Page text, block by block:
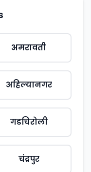
अमरावती
अहिल्यानगर
गडचिरोली
चंद्रपुर